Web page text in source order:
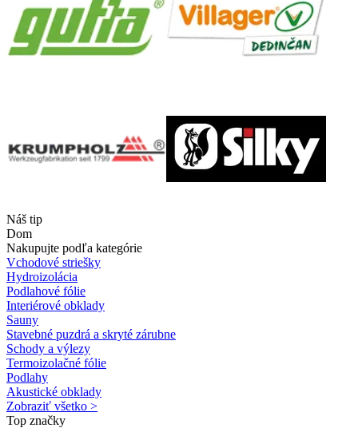
Náš tip
Dom
Nakupujte podľa kategórie
Vchodové striešky
Hydroizolácia
Podlahové fólie
Interiérové obklady
Sauny
Stavebné puzdrá a skryté zárubne
Schody a výlezy
Termoizolačné fólie
Podlahy
Akustické obklady
Zobraziť všetko >
Top značky